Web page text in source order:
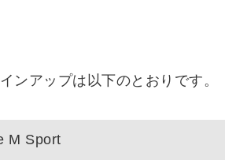
ンアップは以下のとおりです。
M Sport